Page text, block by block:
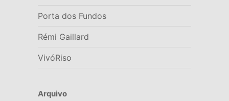
Porta dos Fundos
Rémi Gaillard
VivóRiso
Arquivo